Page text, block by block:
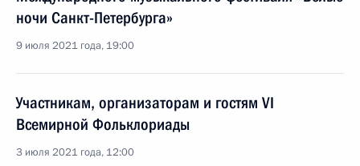
ночи Санкт-Петербурга»
9 июля 2021 года, 19:00
Участникам, организаторам и гостям VI
Всемирной Фольклориады
3 июля 2021 года, 12:00